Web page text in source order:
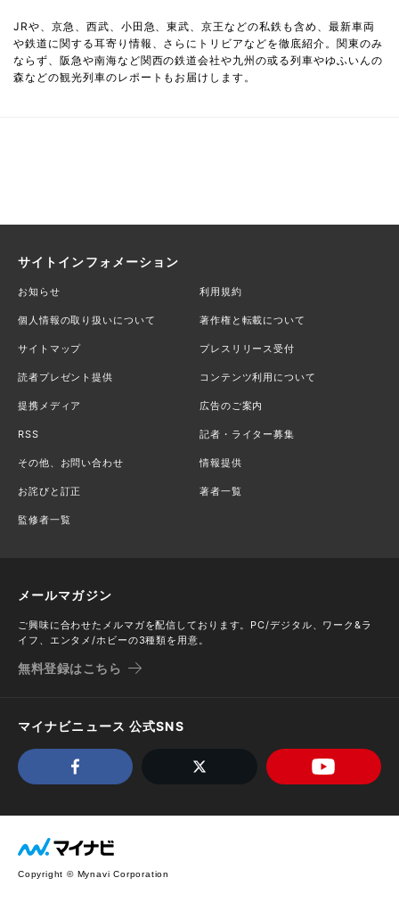
JRや、京急、西武、小田急、東武、京王などの私鉄も含め、最新車両
や鉄道に関する耳寄り情報、さらにトリビアなどを徹底紹介。関東のみ
ならず、阪急や南海など関西の鉄道会社や九州の或る列車やゆふいんの
森などの観光列車のレポートもお届けします。
サイトインフォメーション
お知らせ 利用規約
個人情報の取り扱いについて 著作権と転載について
サイトマップ プレスリリース受付
読者プレゼント提供 コンテンツ利用について
提携メディア 広告のご案内
RSS 記者・ライター募集
その他、お問い合わせ 情報提供
お詫びと訂正 著者一覧
監修者一覧
メールマガジン
ご興味に合わせたメルマガを配信しております。PC/デジタル、ワーク&ラ
イフ、エンタメ/ホビーの3種類を用意。
無料登録はこちら
マイナビニュース 公式SNS
Copyright © Mynavi Corporation